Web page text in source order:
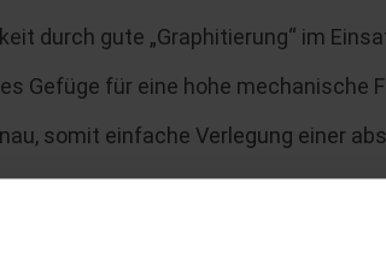
durch gute „Graphitierung“ im
Gefüge für eine hohe mechanische
somit einfache Verlegung einer
(0,20 cm³/cm² ) bei gleichzeitig guter